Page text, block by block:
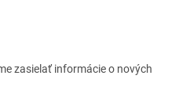
zasielať informácie o nových